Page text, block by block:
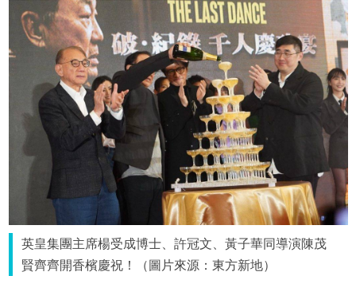
英皇集團主席楊受成博士、許冠文、黃子華同導演陳茂
賢齊齊開香檳慶祝！（圖片來源：東方新地）